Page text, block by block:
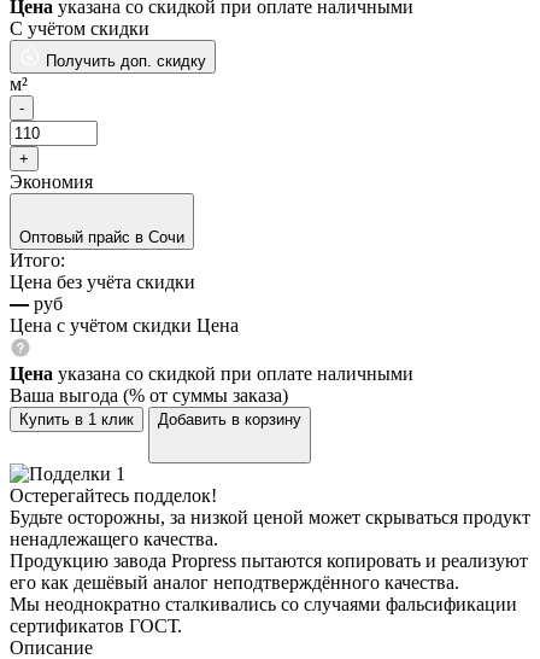
Цена указана со скидкой при оплате наличными
С учётом скидки
Получить доп. скидку
м²
Экономия
Оптовый прайс в Сочи
Итого:
Цена без учёта скидки
— руб
Цена с учётом скидки Цена
Цена указана со скидкой при оплате наличными
Ваша выгода (% от суммы заказа)
Купить в 1 клик Добавить в корзину
Остерегайтесь подделок!
Будьте осторожны, за низкой ценой может скрываться продукт
ненадлежащего качества.
Продукцию завода Propress пытаются копировать и реализуют
его как дешёвый аналог неподтверждённого качества.
Мы неоднократно сталкивались со случаями фальсификации
сертификатов ГОСТ.
Описание